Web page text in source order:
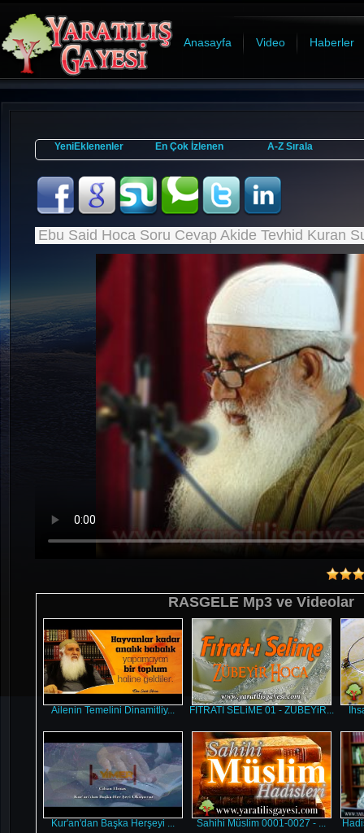
Anasayfa Video Haberler
YeniEklenenler En Çok İzlenen A-Z Sırala
Ebu Said Hoca Soru Cevap Akide Tevhid Kuran
RASGELE Mp3 ve Videolar
Ailenin Temelini Dinamitliy... FITRATI SELiME 01 - ZUBEYiR...
Kur'an'dan Başka Herşeyi ... Sahihi Müslim 0001-0027 - ...